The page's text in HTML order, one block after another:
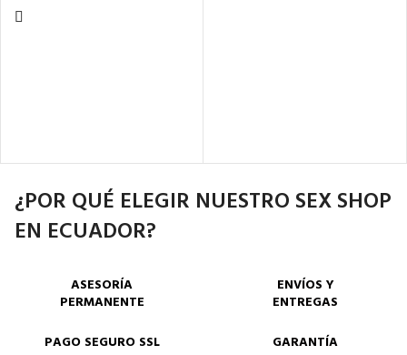
¿POR QUÉ ELEGIR NUESTRO SEX SHOP
EN ECUADOR?
ASESORÍA
PERMANENTE
ENVÍOS Y
ENTREGAS
PAGO SEGURO SSL
GARANTÍA